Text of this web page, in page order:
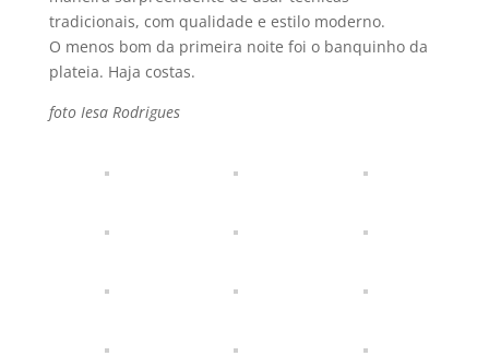
tradicionais, com qualidade e estilo moderno.
O menos bom da primeira noite foi o banquinho da
plateia. Haja costas.
foto Iesa Rodrigues